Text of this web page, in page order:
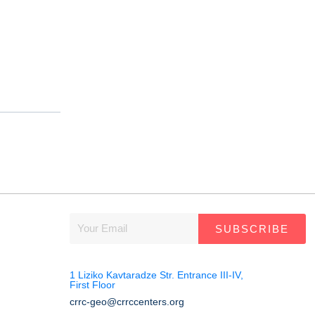
SUBSCRIBE
1 Liziko Kavtaradze Str. Entrance III-IV,
First Floor
crrc-geo@crrccenters.org